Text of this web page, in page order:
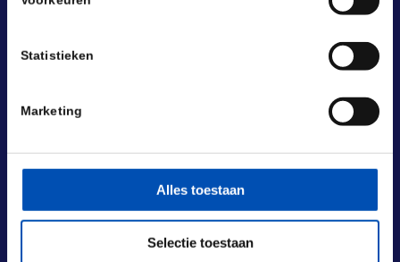
Statistieken
Marketing
Alles toestaan
Selectie toestaan